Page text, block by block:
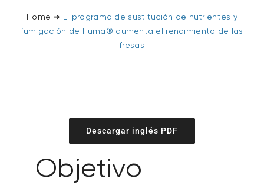
Home ➜ El programa de sustitución de nutrientes y
fumigación de Huma® aumenta el rendimiento de las
fresas
Descargar inglés PDF
Objetivo